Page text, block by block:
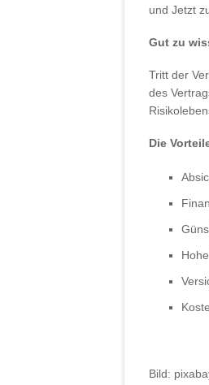
und Jetzt
Gut zu
Tritt der
des
Die
Bild: